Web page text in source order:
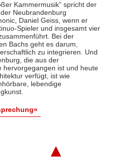
Kammermusik” spricht der
Neubrandenburg
Daniel Geiss, wenn er
Spieler und insgesamt vier
Bei der
Bachs geht es darum,
zu integrieren. Und
die aus der
hervorgegangen ist und heute
verfügt, ist wie
lebendige
▲